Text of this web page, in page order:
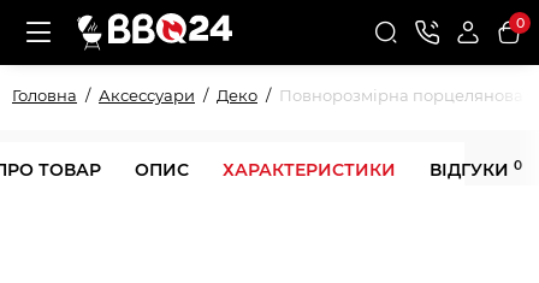
0
Головна Аксессуари Деко Повнорозмірна порцелянова
ТОВАР ОПИС ХАРАКТЕРИСТИКИ ВІДГУКИ 0